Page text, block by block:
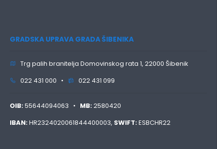
GRADSKA UPRAVA GRADA ŠIBENIKA
Trg palih branitelja Domovinskog rata 1, 22000 Šibenik
022 431 000 •
022 431 099
OIB:55644094063 • MB:2580420
IBAN:HR2324020061844400003, SWIFT:ESBCHR22